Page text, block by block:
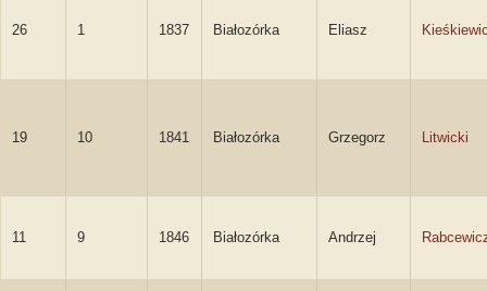
26 1 1837 Białozórka Eliasz
19 10 1841 Białozórka Grzegorz Litwicki
11 9 1846 Białozórka Andrzej